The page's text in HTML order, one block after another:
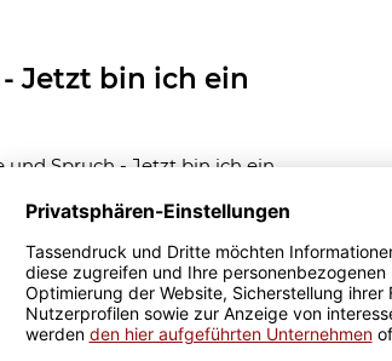
Jetzt bin ich ein
und Spruch - Jetzt bin ich ein
mit dem Namen des
Hingucker und weckt die